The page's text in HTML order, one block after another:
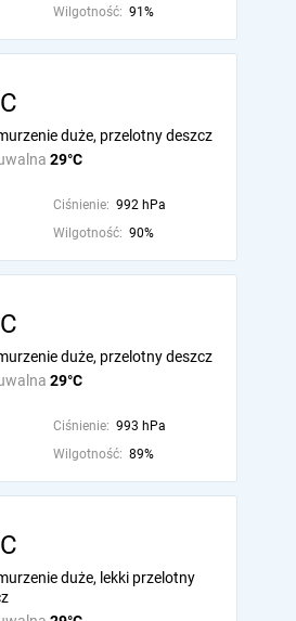
Wilgotność: 91%
29°C
duże, przelotny deszcz
Ciśnienie: 992 hPa
Wilgotność: 90%
29°C
duże, przelotny deszcz
Ciśnienie: 993 hPa
Wilgotność: 89%
duże, lekki przelotny